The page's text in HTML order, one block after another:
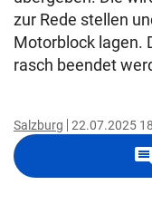
zur Rede stellen
Motorblock lagen.
rasch beendet
Salzburg 22.07.2025
comment